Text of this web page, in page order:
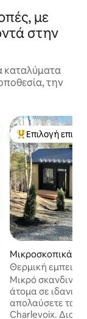
με
στην
καταλύματα
την
4,96 στα 5,
Κορυφαία
Επιλογή
Μικροσκοπικά
πόλη Les
Θερμική
Μικρό
άτομα σε
απολαύσετε τα
Charlevoix.